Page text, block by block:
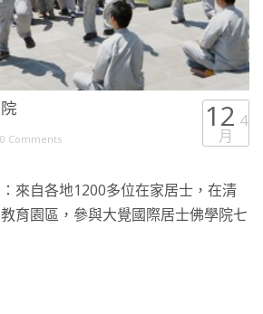
0 Comments
12 4
月
來自各地1200多位在家居士，在清
育園區，參與大覺國際居士佛學院七